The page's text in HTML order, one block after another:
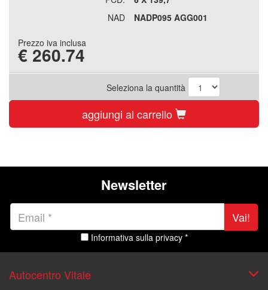
NAD
NADP095 AGG001
Prezzo iva inclusa
€ 260.74
Seleziona la quantità
aggiungi al carrello
Newsletter
Vai!
Informativa sulla privacy *
Autocentro Vitale